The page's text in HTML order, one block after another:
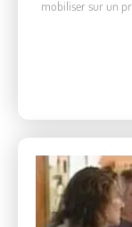
mobiliser sur un